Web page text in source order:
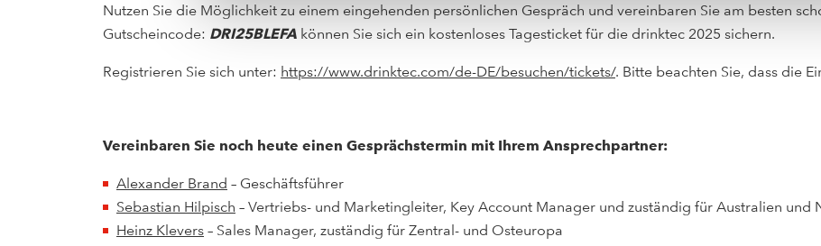
Nutzen Sie die Möglichkeit zu einem eingehenden persönlichen Gespräch und vereinbaren Sie am besten
Gutscheincode: DRI25BLEFA können Sie sich ein kostenloses Tagesticket für die drinktec 2025 sichern.
Registrieren Sie sich unter: https://www.drinktec.com/de-DE/besuchen/tickets/. Bitte beachten Sie, dass die
Vereinbaren Sie noch heute einen Gesprächstermin mit Ihrem Ansprechpartner:
Alexander Brand – Geschäftsführer
Sebastian Hilpisch – Vertriebs- und Marketingleiter, Key Account Manager und zuständig für Australien und
Heinz Klevers – Sales Manager, zuständig für Zentral- und Osteuropa